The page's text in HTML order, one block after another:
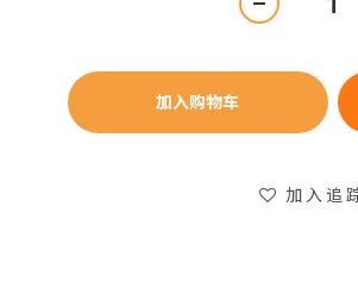
加入购物车
加入追